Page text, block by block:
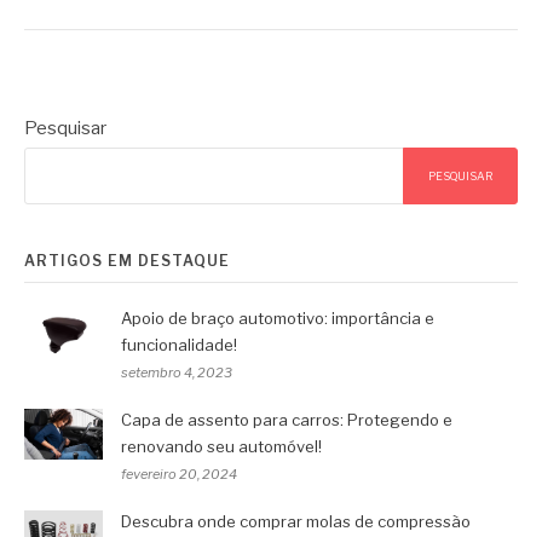
Pesquisar
PESQUISAR
ARTIGOS EM DESTAQUE
Apoio de braço automotivo: importância e
funcionalidade!
setembro 4, 2023
Capa de assento para carros: Protegendo e
renovando seu automóvel!
fevereiro 20, 2024
Descubra onde comprar molas de compressão